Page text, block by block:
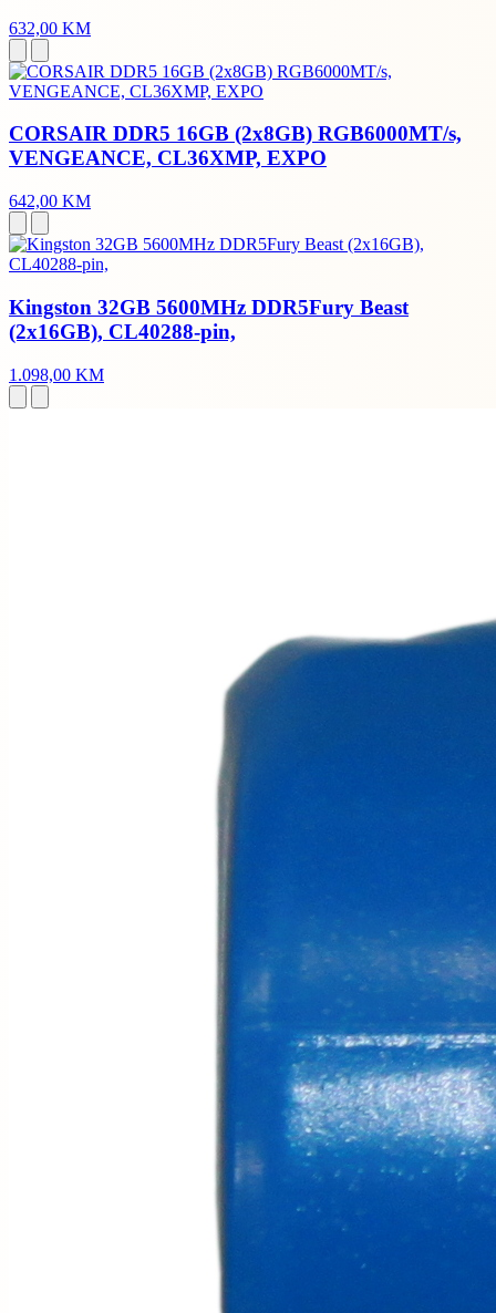
632,00 KM
CORSAIR DDR5 16GB (2x8GB) RGB6000MT/s,
VENGEANCE, CL36XMP, EXPO
642,00 KM
Kingston 32GB 5600MHz DDR5Fury Beast
(2x16GB), CL40288-pin,
1.098,00 KM